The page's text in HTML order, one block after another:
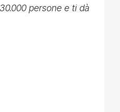
persone e ti dà